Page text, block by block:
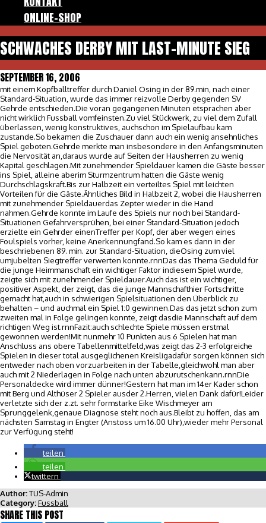
ONLINE-SHOP
SCHWACHES DERBY MIT LAST-MINUTE SIEG
SEPTEMBER 16, 2006
mit einem Kopfballtreffer durch Daniel Osing in der 89.min, nach einer
Standard-Situation, wurde das immer reizvolle Derby gegenden SV
Gehrde entschieden.Die voran gegangenen Minuten etsprachen aber
nicht wirklich Fussball vomfeinsten.Zu viel Stückwerk, zu viel dem Zufall
überlassen, wenig konstruktives, auchschon im Spielaufbau kam
zustande.So bekamen die Zuschauer dann auch ein wenig ansehnliches
Spiel geboten.Gehrde merkte man insbesondere in den Anfangsminuten
die Nervosität an,daraus wurde auf Seiten der Hausherren zu wenig
Kapital geschlagen.Mit zunehmender Spieldauer kamen die Gäste besser
ins Spiel, alleine aberim Sturmzentrum hatten die Gäste wenig
Durchschlagskraft.Bis zur Halbzeit ein verteiltes Spiel mit leichten
Vorteilen für die Gäste.Ähnliches Bild in Halbzeit 2, wobei die Hausherren
mit zunehmender Spieldauerdas Zepter wieder in die Hand
nahmen.Gehrde konnte im Laufe des Spiels nur noch bei Standard-
Situationen Gefahrversprühen, bei einer Standard-Situation jedoch
erzielte ein Gehrder einenTreffer per Kopf, der aber wegen eines
Foulspiels vorher, keine Anerkennungfand.So kam es dann in der
beschriebenen 89. min. zur Standard-Situation, dieOsing zum viel
umjubelten Siegtreffer verwerten konnte.rnnDas das Thema Geduld für
die junge Heimmanschaft ein wichtiger Faktor indiesem Spiel wurde,
zeigte sich mit zunehmender Spieldauer.Auch das ist ein wichtiger,
positiver Aspekt, der zeigt, das die junge Mannschafthier Fortschritte
gemacht hat,auch in schwierigen Spielsituationen den Überblick zu
behalten – und auchmal ein Spiel 1:0 gewinnen.Das das jetzt schon zum
zweiten mal in Folge gelingen konnte, zeigt dasdie Mannschaft auf dem
richtigen Weg ist.rnnFazit:auch schlechte Spiele müssen erstmal
gewonnen werden!Mit nunmehr 10 Punkten aus 6 Spielen hat man
Anschluss ans obere Tabellenmittelfeld,was zeigt das 2-3 erfolgreiche
Spielen in dieser total ausgeglichenen Kreisligadafür sorgen können sich
entweder nach oben vorzuarbeiten in der Tabelle,gleichwohl man aber
auch mit 2 Niederlagen in Folge nach unten abzurutschenkann.rnnDie
Personaldecke wird immer dünner!Gestern hat man im 14er Kader schon
mit Berg und Althüser 2 Spieler ausder 2.Herren, vielen Dank dafür!Leider
verletzte sich der z.zt. sehr formstarke Eike Wischmeyer am
Sprunggelenk,genaue Diagnose steht noch aus.Bleibt zu hoffen, das am
nächsten Samstag in Engter (Anstoss um 16.00 Uhr),wieder mehr Personal
zur Verfügung steht!
teilen
teilen
twittern
Author:TUS-Admin
Category:Fussball
SHARE THIS POST